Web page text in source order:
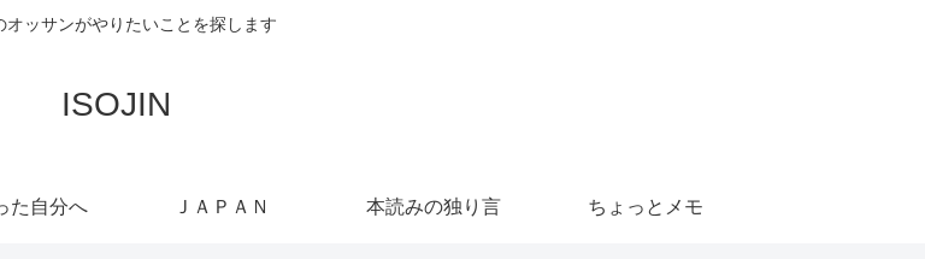
オッサンがやりたいことを探します
ISOJIN
た自分へ ＪＡＰＡＮ 本読みの独り言 ちょっとメモ